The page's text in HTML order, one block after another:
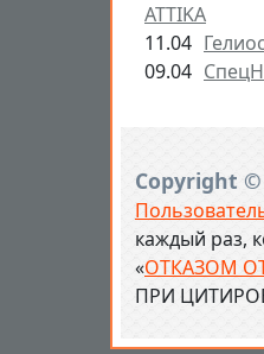
ATTIKA
11.04 Гелиос
09.04
Copyright ©
каждый раз,
«ОТКАЗОМ
ПРИ